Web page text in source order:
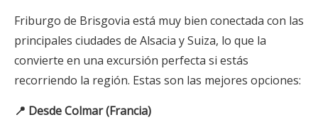
Friburgo de Brisgovia está muy bien conectada con las
principales ciudades de Alsacia y Suiza, lo que la
convierte en una excursión perfecta si estás
recorriendo la región. Estas son las mejores opciones:
📍 Desde Colmar (Francia)